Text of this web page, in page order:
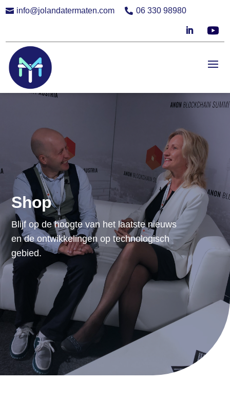
 info@jolandatermaten.com  06 330 98980
Shop
Blijf op de hoogte van het laatste nieuws
en de ontwikkelingen op technologisch
gebied.